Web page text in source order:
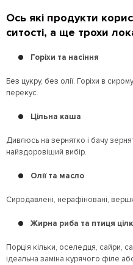
Ось які продукти
ситості, а ще трохи
Горіхи та насіння
Без цукру, без олії. Горіхи в
перекус.
Цільна каша
Дивлюсь на зернятко і бачу
найздоровіший вибір.
Олії та масло
Сиродавлені, нерафіновані,
Жирна риба та птиця
Порція кільки, оселедця, сайри,
ідеальна заміна курячого філе